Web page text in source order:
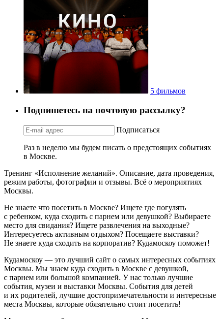
5 фильмов
Подпишетесь на почтовую рассылку?
Подписаться
Раз в неделю мы будем писать о предстоящих событиях
в Москве.
Тренинг «Исполнение желаний». Описание, дата проведения,
режим работы, фотографии и отзывы. Всё о мероприятиях
Москвы.
Не знаете что посетить в Москве? Ищете где погулять
с ребенком, куда сходить с парнем или девушкой? Выбираете
место для свидания? Ищете развлечения на выходные?
Интересуетесь активным отдыхом? Посещаете выставки?
Не знаете куда сходить на корпоратив? Кудамоскоу поможет!
Кудамоскоу — это лучший сайт о самых интересных событиях
Москвы. Мы знаем куда сходить в Москве с девушкой,
с парнем или большой компанией. У нас только лучшие
события, музеи и выставки Москвы. События для детей
и их родителей, лучшие достопримечательности и интересные
места Москвы, которые обязательно стоит посетить!